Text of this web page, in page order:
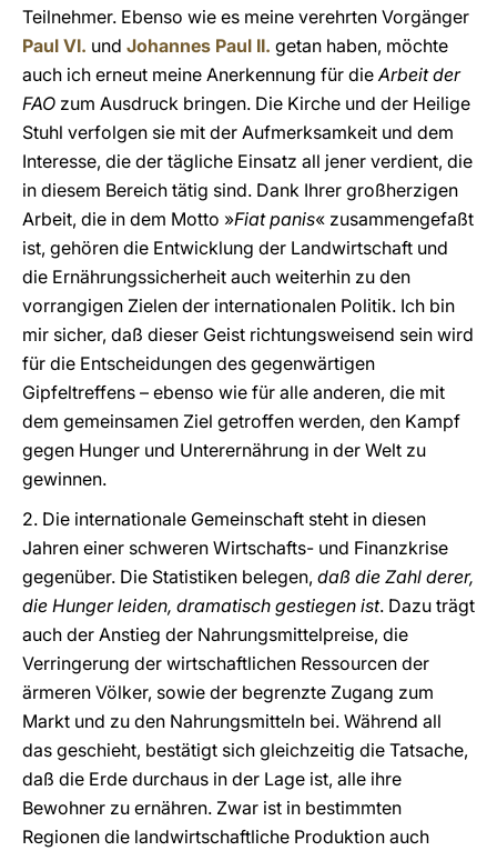
Teilnehmer. Ebenso wie es meine verehrten Vorgänger
Paul VI. und Johannes Paul II. getan haben, möchte
auch ich erneut meine Anerkennung für dieArbeit der
FAO zum Ausdruck bringen. Die Kirche und der Heilige
Stuhl verfolgen sie mit der Aufmerksamkeit und dem
Interesse, die der tägliche Einsatz all jener verdient, die
in diesem Bereich tätig sind. Dank Ihrer großherzigen
Arbeit, die in dem Motto »Fiat panis« zusammengefaßt
ist, gehören die Entwicklung der Landwirtschaft und
die Ernährungssicherheit auch weiterhin zu den
vorrangigen Zielen der internationalen Politik. Ich bin
mir sicher, daß dieser Geist richtungsweisend sein wird
für die Entscheidungen des gegenwärtigen
Gipfeltreffens – ebenso wie für alle anderen, die mit
dem gemeinsamen Ziel getroffen werden, den Kampf
gegen Hunger und Unterernährung in der Welt zu
gewinnen.
2. Die internationale Gemeinschaft steht in diesen
Jahren einer schweren Wirtschafts- und Finanzkrise
gegenüber. Die Statistiken belegen, daß die Zahl derer,
die Hunger leiden, dramatisch gestiegen ist. Dazu trägt
auch der Anstieg der Nahrungsmittelpreise, die
Verringerung der wirtschaftlichen Ressourcen der
ärmeren Völker, sowie der begrenzte Zugang zum
Markt und zu den Nahrungsmitteln bei. Während all
das geschieht, bestätigt sich gleichzeitig die Tatsache,
daß die Erde durchaus in der Lage ist, alle ihre
Bewohner zu ernähren. Zwar ist in bestimmten
Regionen die landwirtschaftliche Produktion auch